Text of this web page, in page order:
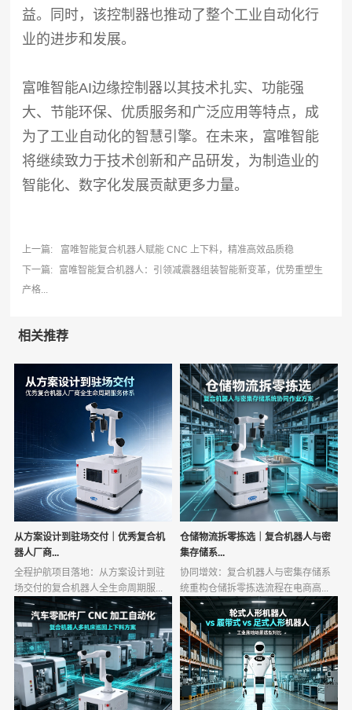
益。同时，该控制器也推动了整个工业自动化行
业的进步和发展。
富唯智能AI边缘控制器以其技术扎实、功能强
大、节能环保、优质服务和广泛应用等特点，成
为了工业自动化的智慧引擎。在未来，富唯智能
将继续致力于技术创新和产品研发，为制造业的
智能化、数字化发展贡献更多力量。
上一篇:
富唯智能复合机器人赋能 CNC 上下料，精准高效品质稳
下一篇:
富唯智能复合机器人：引领减震器组装智能新变革，优势重塑生
产格...
相关推荐
从方案设计到驻场交付｜优秀复合机
器人厂商...
全程护航项目落地：从方案设计到驻
场交付的复合机器人全生命周期服...
仓储物流拆零拣选｜复合机器人与密
集存储系...
协同增效：复合机器人与密集存储系
统重构仓储拆零拣选流程在电商高...